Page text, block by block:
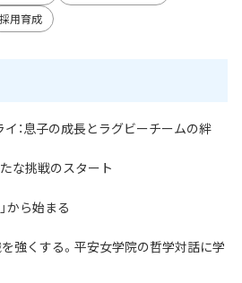
採用育成
：息子の成長とラグビーチームの絆
な挑戦のスタート
から始まる
を強くする。平安女学院の哲学対話に学